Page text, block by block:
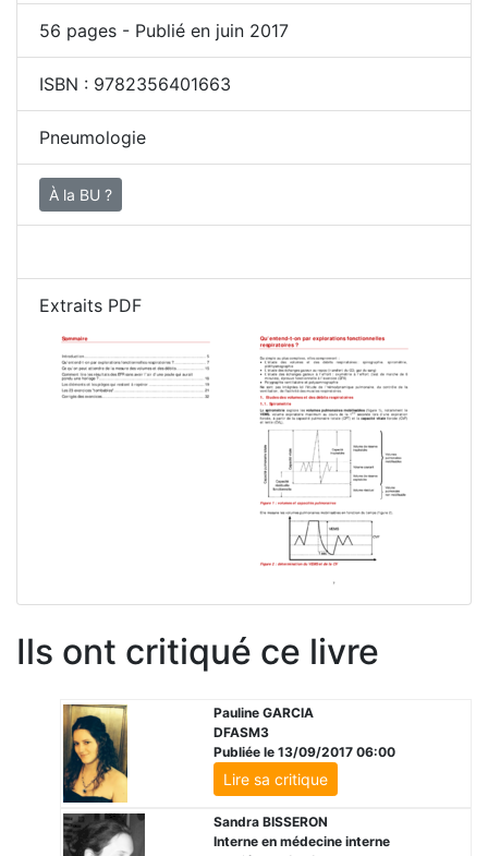
56 pages - Publié en juin 2017
ISBN : 9782356401663
Pneumologie
À la BU ?
Extraits PDF
Ils ont critiqué ce livre
Pauline GARCIA
DFASM3
Publiée le 13/09/2017 06:00
Lire sa critique
Sandra BISSERON
Interne en médecine interne